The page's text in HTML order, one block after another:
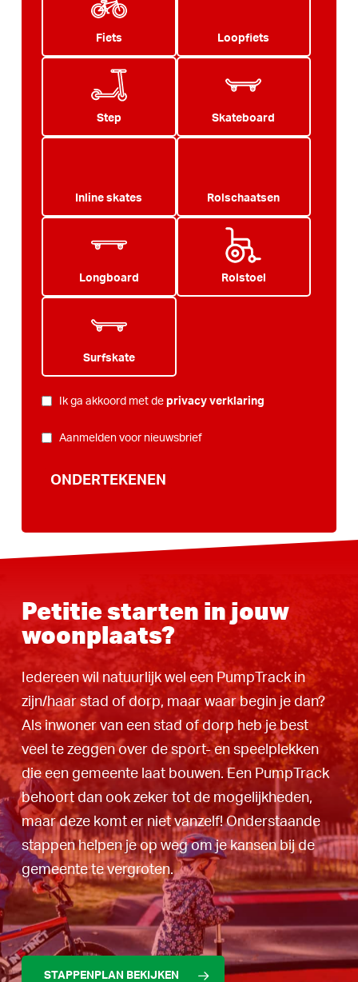
Fiets Loopfiets
Step Skateboard
Inline skates Rolschaatsen
Longboard Rolstoel
Surfskate
PRIVACY*
Ik ga akkoord met de privacy verklaring
NIEUWSBRIEF
Aanmelden voor nieuwsbrief
ONDERTEKENEN
Petitie starten in jouw
woonplaats?
Iedereen wil natuurlijk wel een PumpTrack in
zijn/haar stad of dorp, maar waar begin je dan?
Als inwoner van een stad of dorp heb je best
veel te zeggen over de sport- en speelplekken
die een gemeente laat bouwen. Een PumpTrack
behoort dan ook zeker tot de mogelijkheden,
maar deze komt er niet vanzelf! Onderstaande
stappen helpen je op weg om je kansen bij de
gemeente te vergroten.
STAPPENPLAN BEKIJKEN